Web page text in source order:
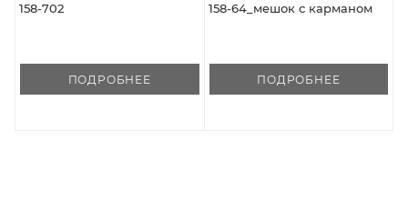
158-702
ПОДРОБНЕЕ
158-64_мешок с карманом
ПОДРОБНЕЕ